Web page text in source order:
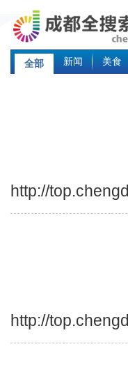
全部 新闻 美食
http://
http://